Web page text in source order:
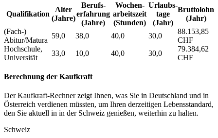
Qualifikation
Alter
(Jahre)
Berufs­
erfahrung
(Jahre)
Wochen­
arbeitszeit
(Stunden)
Urlaubs­
tage
(Jahr)
Bruttolohn
(Jahr)
(Fach-)
Abitur/Matura
59,0 38,0 40,0 30,0
88.153,85
CHF
Hochschule,
Universität
33,0 10,0 40,0 30,0
79.384,62
CHF
Berechnung der Kaufkraft
Der Kaufkraft-Rechner zeigt Ihnen, was Sie in Deutschland und in
Österreich verdienen müssten, um Ihren derzeitigen Lebensstandard,
den Sie aktuell in in der Schweiz genießen, weiterhin zu halten.
Schweiz